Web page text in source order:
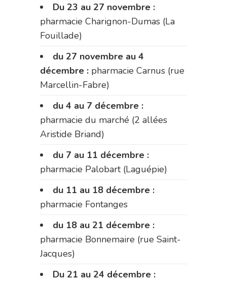
Du 23 au 27 novembre :
pharmacie Charignon-Dumas (La
Fouillade)
du 27 novembre au 4
décembre : pharmacie Carnus (rue
Marcellin-Fabre)
du 4 au 7 décembre :
pharmacie du marché (2 allées
Aristide Briand)
du 7 au 11 décembre :
pharmacie Palobart (Laguépie)
du 11 au 18 décembre :
pharmacie Fontanges
du 18 au 21 décembre :
pharmacie Bonnemaire (rue Saint-
Jacques)
Du 21 au 24 décembre :